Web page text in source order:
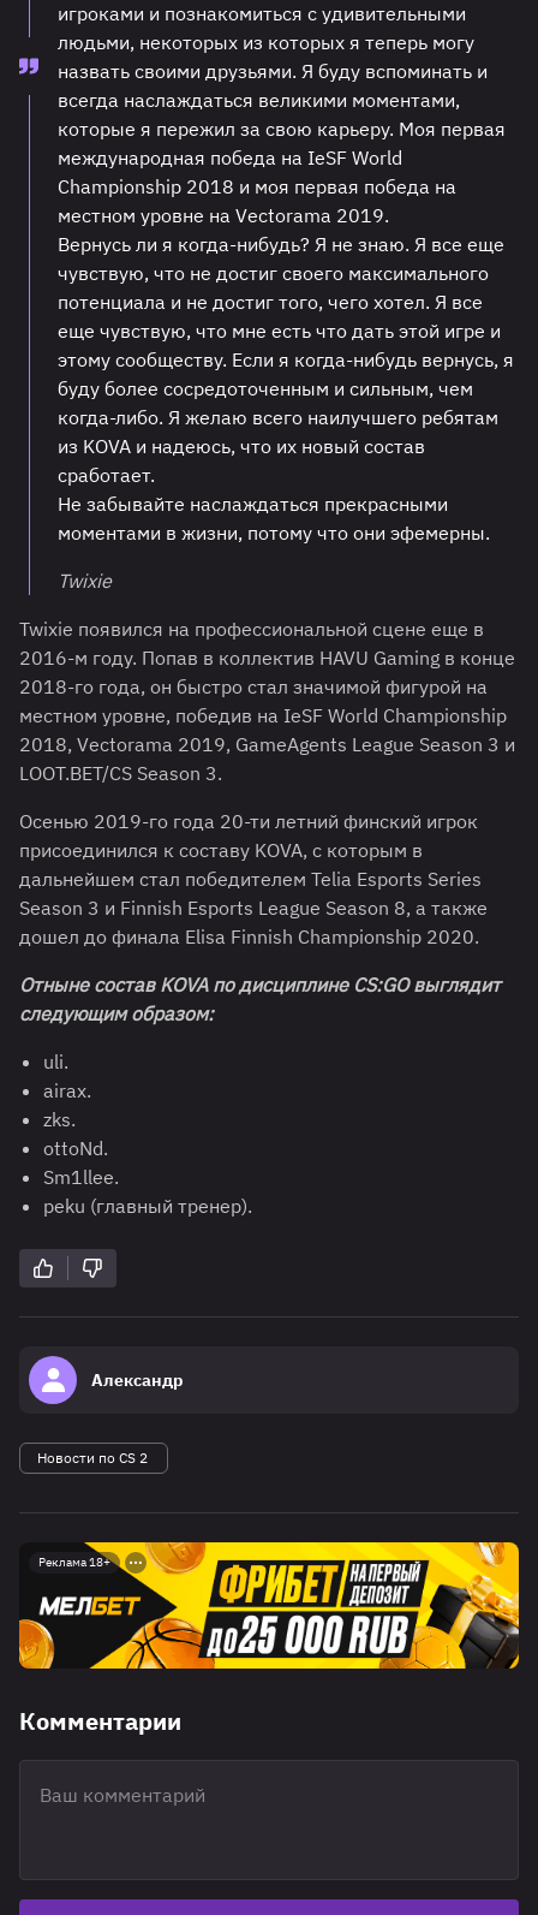
игроками и познакомиться с удивительными
людьми, некоторых из которых я теперь могу
назвать своими друзьями. Я буду вспоминать и
всегда наслаждаться великими моментами,
которые я пережил за свою карьеру. Моя первая
международная победа на IeSF World
Championship 2018 и моя первая победа на
местном уровне на Vectorama 2019.
Вернусь ли я когда-нибудь? Я не знаю. Я все еще
чувствую, что не достиг своего максимального
потенциала и не достиг того, чего хотел. Я все
еще чувствую, что мне есть что дать этой игре и
этому сообществу. Если я когда-нибудь вернусь, я
буду более сосредоточенным и сильным, чем
когда-либо. Я желаю всего наилучшего ребятам
из KOVA и надеюсь, что их новый состав
сработает.
Не забывайте наслаждаться прекрасными
моментами в жизни, потому что они эфемерны.
Twixie
Twixie появился на профессиональной сцене еще в
2016-м году. Попав в коллектив HAVU Gaming в конце
2018-го года, он быстро стал значимой фигурой на
местном уровне, победив на IeSF World Championship
2018, Vectorama 2019, GameAgents League Season 3 и
LOOT.BET/CS Season 3.
Осенью 2019-го года 20-ти летний финский игрок
присоединился к составу KOVA, с которым в
дальнейшем стал победителем Telia Esports Series
Season 3 и Finnish Esports League Season 8, а также
дошел до финала Elisa Finnish Championship 2020.
Отныне состав KOVA по дисциплине CS:GO выглядит
следующим образом:
uli.
airax.
zks.
ottoNd.
Sm1llee.
peku (главный тренер).
Александр
Новости по CS 2
Реклама 18+
Комментарии